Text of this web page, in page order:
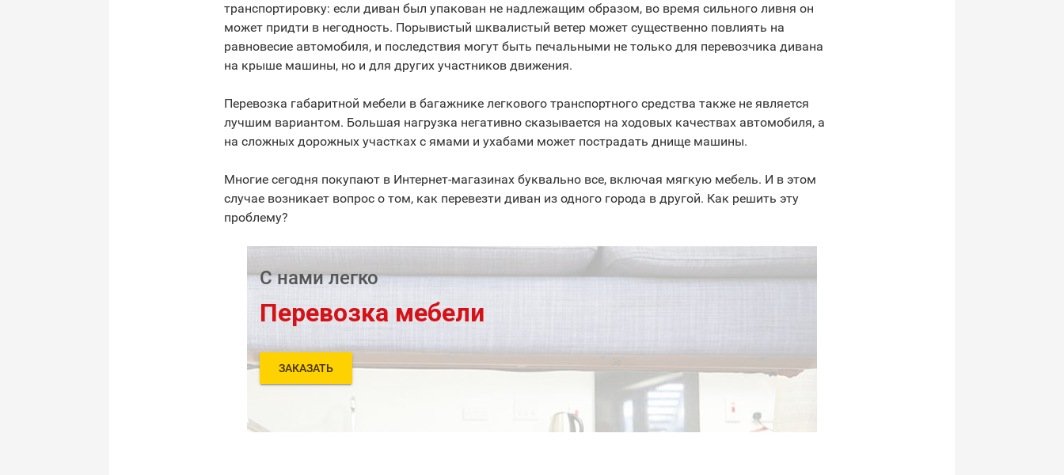
транспортировку: если диван был упакован не надлежащим образом, во время сильного ливня он
может придти в негодность. Порывистый шквалистый ветер может существенно повлиять на
равновесие автомобиля, и последствия могут быть печальными не только для перевозчика дивана
на крыше машины, но и для других участников движения.
Перевозка габаритной мебели в багажнике легкового транспортного средства также не является
лучшим вариантом. Большая нагрузка негативно сказывается на ходовых качествах автомобиля, а
на сложных дорожных участках с ямами и ухабами может пострадать днище машины.
Многие сегодня покупают в Интернет-магазинах буквально все, включая мягкую мебель. И в этом
случае возникает вопрос о том, как перевезти диван из одного города в другой. Как решить эту
проблему?
С нами легко
Перевозка мебели
ЗАКАЗАТЬ